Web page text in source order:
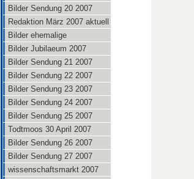
Bilder Sendung 20 2007
Redaktion März 2007 aktuell
Bilder ehemalige
Bilder Jubilaeum 2007
Bilder Sendung 21 2007
Bilder Sendung 22 2007
Bilder Sendung 23 2007
Bilder Sendung 24 2007
Bilder Sendung 25 2007
Todtmoos 30 April 2007
Bilder Sendung 26 2007
Bilder Sendung 27 2007
wissenschaftsmarkt 2007